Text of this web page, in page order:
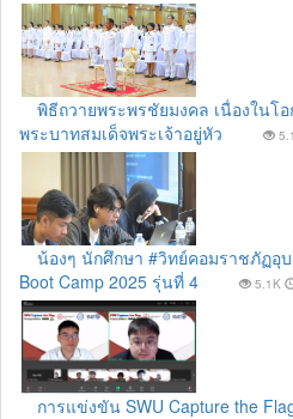
พิธีถวายพระพรชัยมงคล เนื่องในโ
พระบาทสมเด็จพระเจ้าอยู่หัว
น้องๆ นักศึกษา #วิทย์คอมราชภัฏอุ
Boot Camp 2025 รุ่นที่ 4
5.1K
การแข่งขัน SWU Capture the